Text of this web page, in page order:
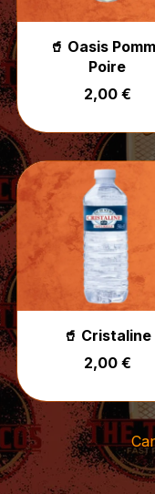
🥤 Oasis
Poire
2,00 €
🥤 Cristaline
2,00 €